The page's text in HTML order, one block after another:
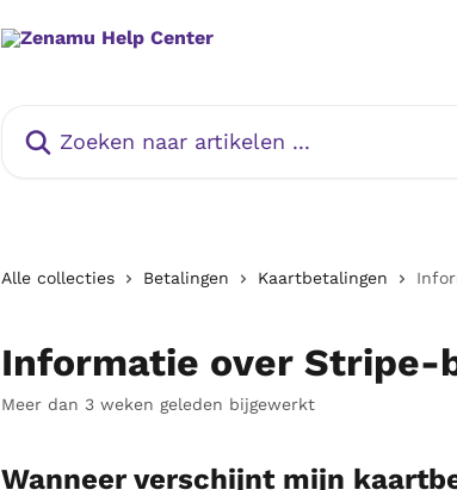
Alle collecties Betalingen Kaartbetalingen
Informatie over Stripe-
Meer dan 3 weken geleden bijgewerkt
Wanneer verschijnt mijn